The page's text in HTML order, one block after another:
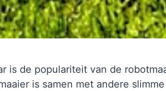
is de populariteit van de
is samen met andere